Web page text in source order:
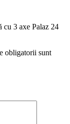
cu 3 axe Palaz 24
obligatorii sunt